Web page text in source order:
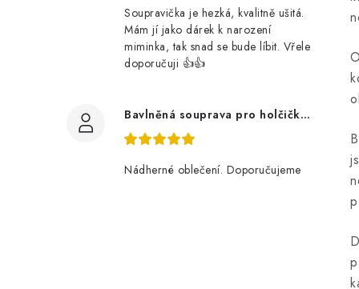
Soupravička je hezká, kvalitně ušitá.
Mám jí jako dárek k narození
miminka, tak snad se bude líbit. Vřele
doporučuji 👍👍
Bavlněná souprava pro holčičku, tmavé květy
Nádherné oblečení. Doporučujeme